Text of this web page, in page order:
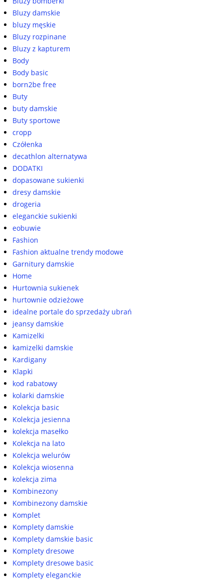
Bluzy damskie
bluzy męskie
Bluzy rozpinane
Bluzy z kapturem
Body
Body basic
born2be free
Buty
buty damskie
Buty sportowe
cropp
Czółenka
decathlon alternatywa
DODATKI
dopasowane sukienki
dresy damskie
drogeria
eleganckie sukienki
eobuwie
Fashion
Fashion aktualne trendy modowe
Garnitury damskie
Home
Hurtownia sukienek
hurtownie odzieżowe
idealne portale do sprzedaży ubrań
jeansy damskie
Kamizelki
kamizelki damskie
Kardigany
Klapki
kod rabatowy
kolarki damskie
Kolekcja basic
Kolekcja jesienna
kolekcja masełko
Kolekcja na lato
Kolekcja welurów
Kolekcja wiosenna
kolekcja zima
Kombinezony
Kombinezony damskie
Komplet
Komplety damskie
Komplety damskie basic
Komplety dresowe
Komplety dresowe basic
Komplety eleganckie